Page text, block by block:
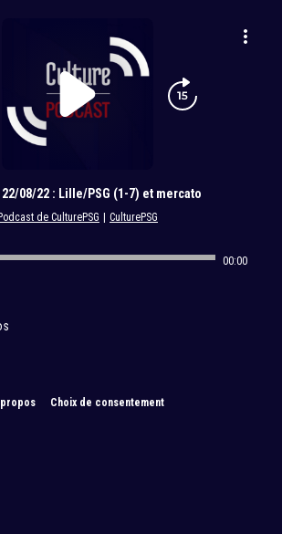
22/08/22 : Lille/PSG (1-7) et mercato
Podcast de CulturePSG CulturePSG
00:00
Choix de consentement